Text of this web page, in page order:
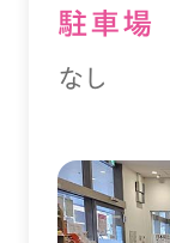
駐⾞場
なし